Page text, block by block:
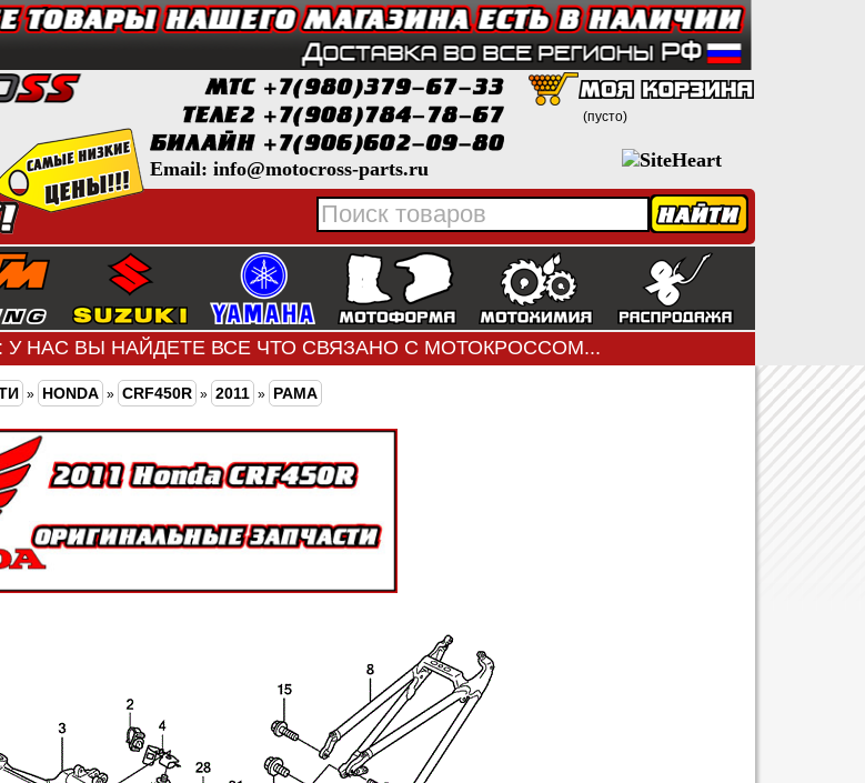
(пусто)
Email: info@motocross-parts.ru
У НАС ВЫ НАЙДЕТЕ ВСЕ ЧТО СВЯЗАНО С МОТОКРОССОМ...
» HONDA » CRF450R » 2011 » РАМА